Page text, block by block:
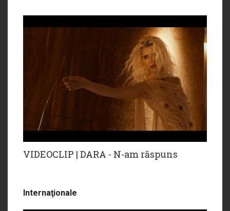
VIDEOCLIP | DARA - N-am răspuns
Internaţionale